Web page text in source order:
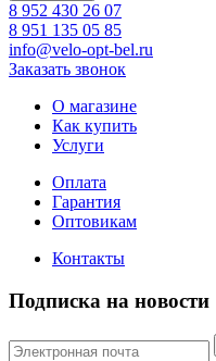
8 952 430 26 07
8 951 135 05 85
info@velo-opt-bel.ru
Заказать звонок
О магазине
Как купить
Услуги
Оплата
Гарантия
Оптовикам
Контакты
Подписка на новости